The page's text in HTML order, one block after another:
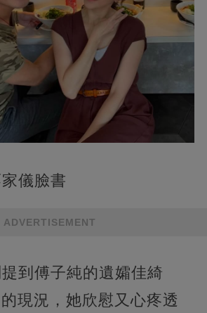
儀臉書
ADVERTISEMENT
到傅子純的遺孀佳綺
現況，她欣慰又心疼透